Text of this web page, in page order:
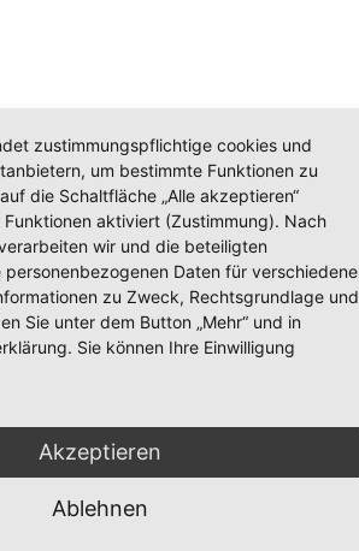
zustimmungspflichtige cookies und
um bestimmte Funktionen zu
die Schaltfläche „Alle akzeptieren“
aktiviert (Zustimmung). Nach
wir und die beteiligten
personenbezogenen Daten für verschiedene
zu Zweck, Rechtsgrundlage und
Sie unter dem Button „Mehr“ und in
Sie können Ihre Einwilligung
Akzeptieren
Ablehnen